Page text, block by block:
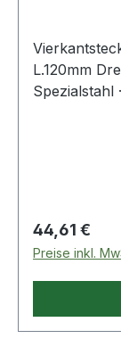
L.120mm
Spezialstahl
Regulärer
44,61 €
Preise inkl.